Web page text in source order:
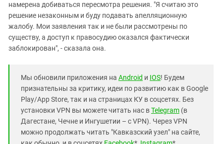
намерена добиваться пересмотра решения. "Я считаю это
решение незаконным и буду подавать апелляционную
жалобу. Мои заявления так и не были рассмотрены по
существу, а доступ к правосудию оказался фактически
заблокирован", - сказала она.
Мы обновили приложения на Android и IOS! Будем
признательны за критику, идеи по развитию как в Google
Play/App Store, так и на страницах КУ в соцсетях. Без
установки VPN вы можете читать нас вTelegram (в
Дагестане, Чечне и Ингушетии – с VPN). Через VPN
можно продолжать читать "Кавказский узел" на сайте,